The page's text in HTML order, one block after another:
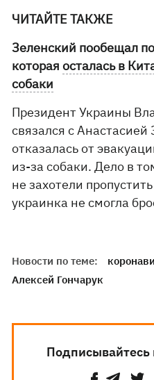
ЧИТАЙТЕ ТАКЖЕ
Зеленский пообещал
котораяосталась в
собаки
Президент Украины
связался с
отказалась от
из-за собаки. Дело в
не захотели
украинка не смогла
Новости по теме:
Алексей Гончарук
Подписывайтесь